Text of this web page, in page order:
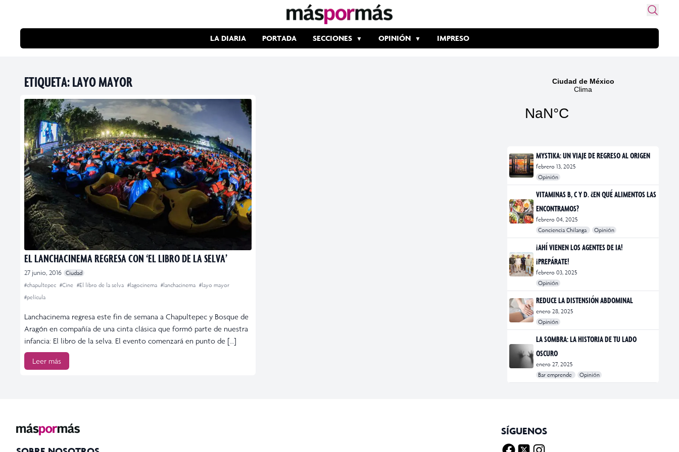
LA DIARIA PORTADA SECCIONES OPINIÓN IMPRESO
ETIQUETA:LAYO MAYOR
EL LANCHACINEMA REGRESA CON ‘EL LIBRO DE LA SELVA’
27 junio, 2016 Ciudad
#chapultepec #Cine #El libro de la selva #lagocinema #lanchacinema #layo mayor
#película
Lanchacinema regresa este fin de semana a Chapultepec y Bosque de
Aragón en compañía de una cinta clásica que formó parte de nuestra
infancia: El libro de la selva. El evento comenzará en punto de […]
Leer más
MYSTIKA: UN VIAJE DE REGRESO AL ORIGEN
febrero 13, 2025
Opinión
#exposiciones
#fotografía
VITAMINAS B, C Y D. ¿EN QUÉ ALIMENTOS LAS
ENCONTRAMOS?
febrero 04, 2025
Conciencia Chilanga
Opinión
#bienestar
#Opinión
#Principal
¡AHÍ VIENEN LOS AGENTES DE IA!
¡PREPÁRATE!
febrero 03, 2025
Opinión
#Bar Emprende
#Opinión
#Principal
REDUCE LA DISTENSIÓN ABDOMINAL
enero 28, 2025
Opinión
#bienestar
#Opinión
#Principal
#Salud
LA SOMBRA: LA HISTORIA DE TU LADO
OSCURO
enero 27, 2025
Bar emprende
Opinión
#Bar Emprende
#CDMX
#marketing
SÍGUENOS